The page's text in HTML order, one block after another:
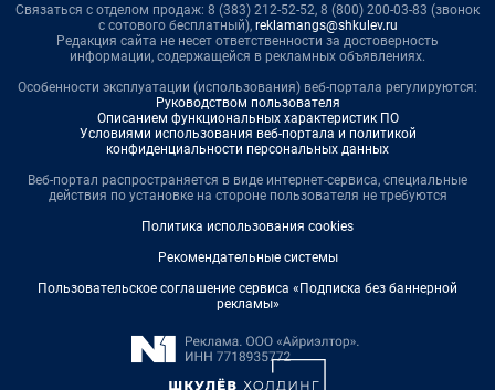
Связаться с отделом продаж: 8 (383) 212-52-52, 8 (800) 200-03-83 (звонок
с сотового бесплатный), reklamangs@shkulev.ru
Редакция сайта не несет ответственности за достоверность
информации, содержащейся в рекламных объявлениях.
Особенности эксплуатации (использования) веб-портала регулируются:
Руководством пользователя
Описанием функциональных характеристик ПО
Условиями использования веб-портала и политикой
конфиденциальности персональных данных
Веб-портал распространяется в виде интернет-сервиса, специальные
действия по установке на стороне пользователя не требуются
Политика использования cookies
Рекомендательные системы
Пользовательское соглашение сервиса «Подписка без баннерной
рекламы»